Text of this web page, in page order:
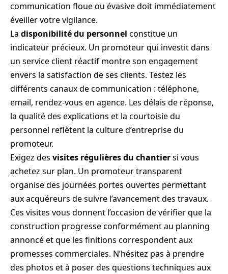
communication floue ou évasive doit immédiatement
éveiller votre vigilance.
La disponibilité du personnel constitue un
indicateur précieux. Un promoteur qui investit dans
un service client réactif montre son engagement
envers la satisfaction de ses clients. Testez les
différents canaux de communication : téléphone,
email, rendez-vous en agence. Les délais de réponse,
la qualité des explications et la courtoisie du
personnel reflètent la culture d’entreprise du
promoteur.
Exigez des visites régulières du chantiersi vous
achetez sur plan. Un promoteur transparent
organise des journées portes ouvertes permettant
aux acquéreurs de suivre l’avancement des travaux.
Ces visites vous donnent l’occasion de vérifier que la
construction progresse conformément au planning
annoncé et que les finitions correspondent aux
promesses commerciales. N’hésitez pas à prendre
des photos et à poser des questions techniques aux